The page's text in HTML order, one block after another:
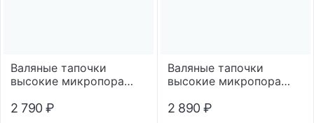
Валяные тапочки
высокие микропора
2 790 ₽
Валяные тапочки
высокие микропора
2 890 ₽